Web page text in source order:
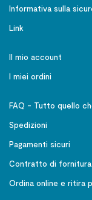
Informativa sulla
Link
Il mio account
I miei ordini
FAQ - Tutto quello
Spedizioni
Pagamenti sicuri
Contratto di fornitura
Ordina online e ritira